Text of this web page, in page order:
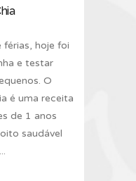
férias, hoje foi
e testar
O
é uma receita
de 1 anos
saudável